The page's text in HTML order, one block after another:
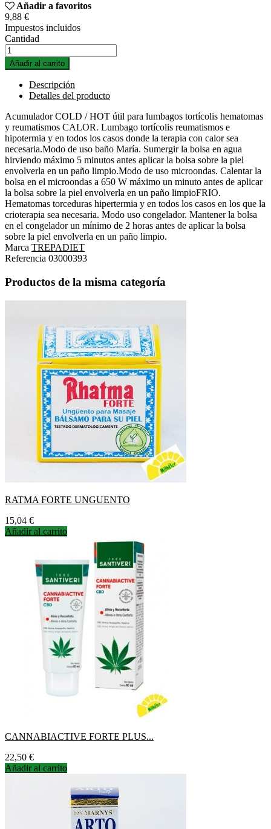
Añadir a favoritos
9,88 €
Impuestos incluidos
Cantidad
Añadir al carrito
Descripción
Detalles del producto
Acumulador COLD / HOT útil para lumbagos tortícolis hematomas
y reumatismos CALOR. Lumbago tortícolis reumatismos e
hipotermia y en todos los casos donde la terapia con calor sea
necesaria.Modo de uso baño María. Sumergir la bolsa en agua
hirviendo máximo 5 minutos antes aplicar la bolsa sobre la piel
envolverla en un paño limpio.Modo de uso microondas. Calentar la
bolsa en el microondas a 650 W máximo un minuto antes de aplicar
la bolsa sobre la piel envolverla en un paño limpioFRIO.
Hematomas torceduras hipertermia y en todos los casos en los que la
crioterapia sea necesaria. Modo uso congelador. Mantener la bolsa
en el congelador un mínimo de 2 horas antes de aplicar la bolsa
sobre la piel envolverla en un paño limpio.
Marca TREPADIET
Referencia 03000393
Productos de la misma categoría
RATMA FORTE UNGUENTO
Precio
15,04 €
Añadir al carrito
CANNABIACTIVE FORTE PLUS...
Precio
22,50 €
Añadir al carrito